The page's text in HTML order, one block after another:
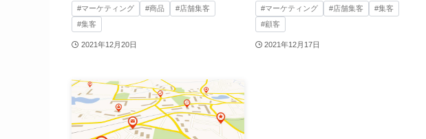
#マーケティング #商品
#店舗集客
#集客
2021年12月20日
#マーケティング #店舗集客
#集客
#顧客
2021年12月17日